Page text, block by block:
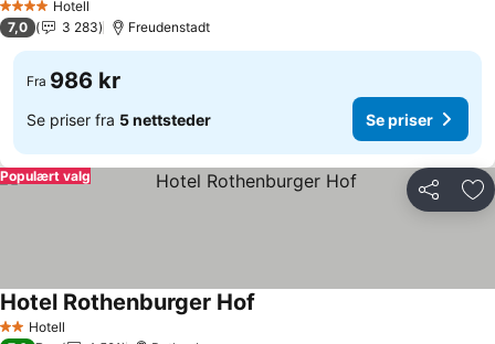
4 StjernerHotell
7,0 3 283 Freudenstadt
Fra 986 kr
Se priser fra 5 nettsteder Se priser
Del
Populært valg
2 Stjerner
Hotell
Hotel Rothenburger Hof